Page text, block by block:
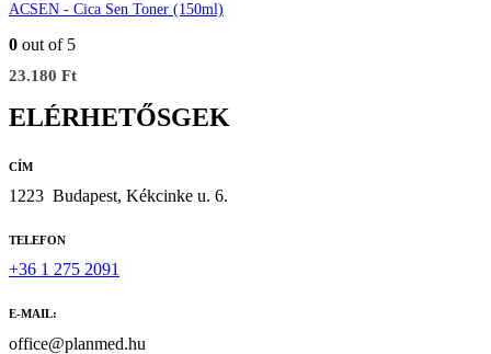
ACSEN - Cica Sen Toner (150ml)
0 out of 5
23.180 Ft
ELÉRHETŐSGEK
CÍM
1223 Budapest, Kékcinke u. 6.
TELEFON
+36 1 275 2091
E-MAIL:
office@planmed.hu